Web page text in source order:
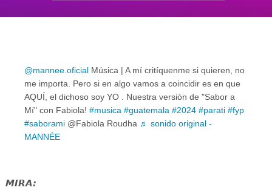
@mannee.oficial Música | A mí critíquenme si quieren, no
me importa. Pero si en algo vamos a coincidir es en que
AQUÍ, el dichoso soy YO . Nuestra versión de "Sabor a
Mí" con Fabiola! #musica #guatemala #2024 #parati #fyp
#saborami @Fabiola Roudha ♬ sonido original -
MANNÉE
MIRA: